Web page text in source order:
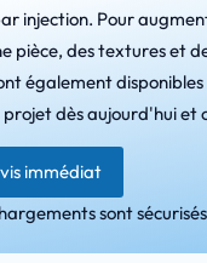
injection. Pour
pièce, des textures et
également
dès aujourd'hui et
immédiat
sont